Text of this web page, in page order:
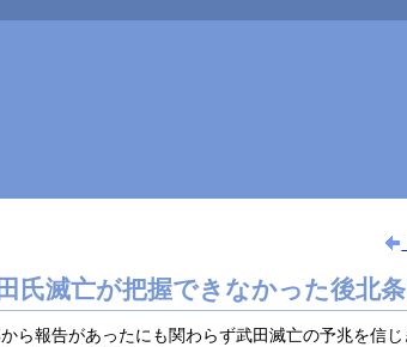
氏滅亡が把握できなかった後北
ら報告があったにも関わらず武田滅亡の予兆を信